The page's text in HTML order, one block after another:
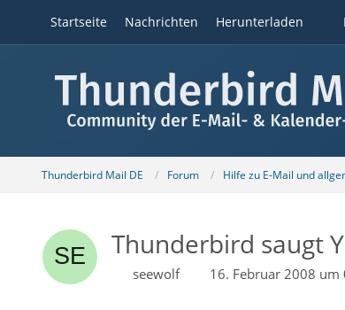
Startseite Nachrichten Herunterladen
Thunderbird Mail DE Forum Hilfe zu E-Mail und
Thunderbird saugt
seewolf 16. Februar 2008 um